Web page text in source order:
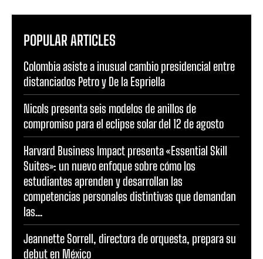
POPULAR ARTICLES
Colombia asiste a inusual cambio presidencial entre
distanciados Petro y De la Espriella
Nicols presenta seis modelos de anillos de
compromiso para el eclipse solar del 12 de agosto
Harvard Business Impact presenta «Essential Skill
Suites»: un nuevo enfoque sobre cómo los
estudiantes aprenden y desarrollan las
competencias personales distintivas que demandan
las...
Jeannette Sorrell, directora de orquesta, prepara su
debut en México